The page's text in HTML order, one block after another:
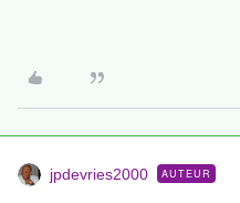
jpdevries2000 AUTEUR